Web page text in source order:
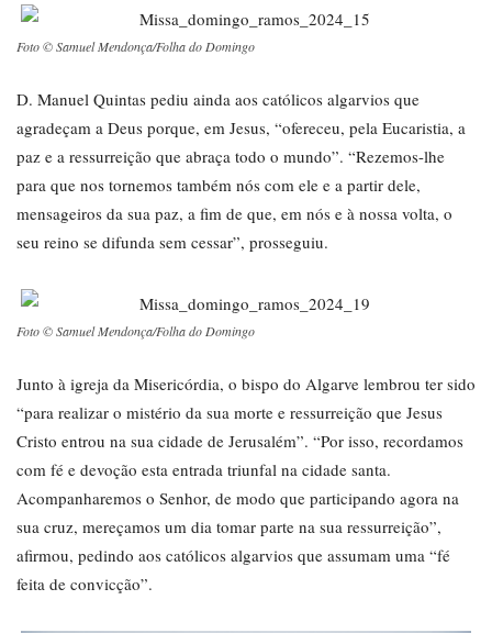
Foto © Samuel Mendonça/Folha do Domingo
D. Manuel Quintas pediu ainda aos católicos algarvios que
agradeçam a Deus porque, em Jesus, “ofereceu, pela Eucaristia, a
paz e a ressurreição que abraça todo o mundo”. “Rezemos-lhe
para que nos tornemos também nós com ele e a partir dele,
mensageiros da sua paz, a fim de que, em nós e à nossa volta, o
seu reino se difunda sem cessar”, prosseguiu.
Foto © Samuel Mendonça/Folha do Domingo
Junto à igreja da Misericórdia, o bispo do Algarve lembrou ter sido
“para realizar o mistério da sua morte e ressurreição que Jesus
Cristo entrou na sua cidade de Jerusalém”. “Por isso, recordamos
com fé e devoção esta entrada triunfal na cidade santa.
Acompanharemos o Senhor, de modo que participando agora na
sua cruz, mereçamos um dia tomar parte na sua ressurreição”,
afirmou, pedindo aos católicos algarvios que assumam uma “fé
feita de convicção”.